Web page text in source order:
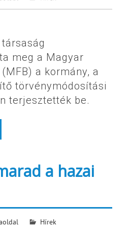
meg a Magyar
a kormány, a
törvénymódosítási
terjesztették be.
a hazai
Hírek